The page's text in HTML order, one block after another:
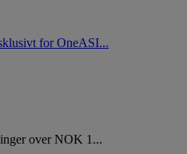
for OneASI...
over NOK 1...